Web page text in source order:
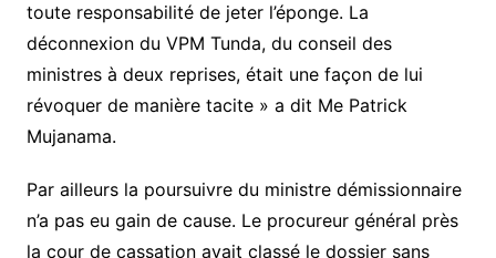
toute responsabilité de jeter l’éponge. La
déconnexion du VPM Tunda, du conseil des
ministres à deux reprises, était une façon de lui
révoquer de manière tacite » a dit Me Patrick
Mujanama.
Par ailleurs la poursuivre du ministre démissionnaire
n’a pas eu gain de cause. Le procureur général près
la cour de cassation avait classé le dossier sans